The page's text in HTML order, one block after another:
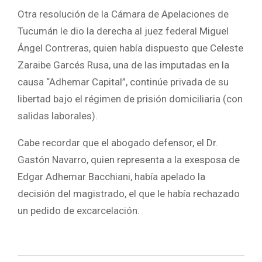
Otra resolución de la Cámara de Apelaciones de
Tucumán le dio la derecha al juez federal Miguel
Ángel Contreras, quien había dispuesto que Celeste
Zaraibe Garcés Rusa, una de las imputadas en la
causa “Adhemar Capital”, continúe privada de su
libertad bajo el régimen de prisión domiciliaria (con
salidas laborales).
Cabe recordar que el abogado defensor, el Dr.
Gastón Navarro, quien representa a la exesposa de
Edgar Adhemar Bacchiani, había apelado la
decisión del magistrado, el que le había rechazado
un pedido de excarcelación.